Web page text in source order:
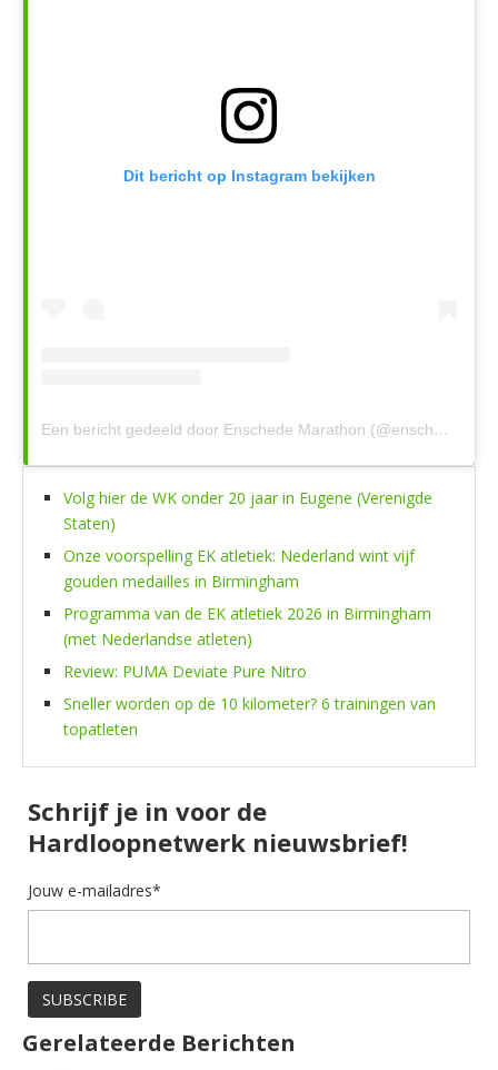
Dit bericht op Instagram bekijken
Een bericht gedeeld door Enschede Marathon (@enschedemarathon)
Volg hier de WK onder 20 jaar in Eugene (Verenigde
Staten)
Onze voorspelling EK atletiek: Nederland wint vijf
gouden medailles in Birmingham
Programma van de EK atletiek 2026 in Birmingham
(met Nederlandse atleten)
Review: PUMA Deviate Pure Nitro
Sneller worden op de 10 kilometer? 6 trainingen van
topatleten
Schrijf je in voor de
Hardloopnetwerk nieuwsbrief!
Jouw e-mailadres*
Gerelateerde Berichten